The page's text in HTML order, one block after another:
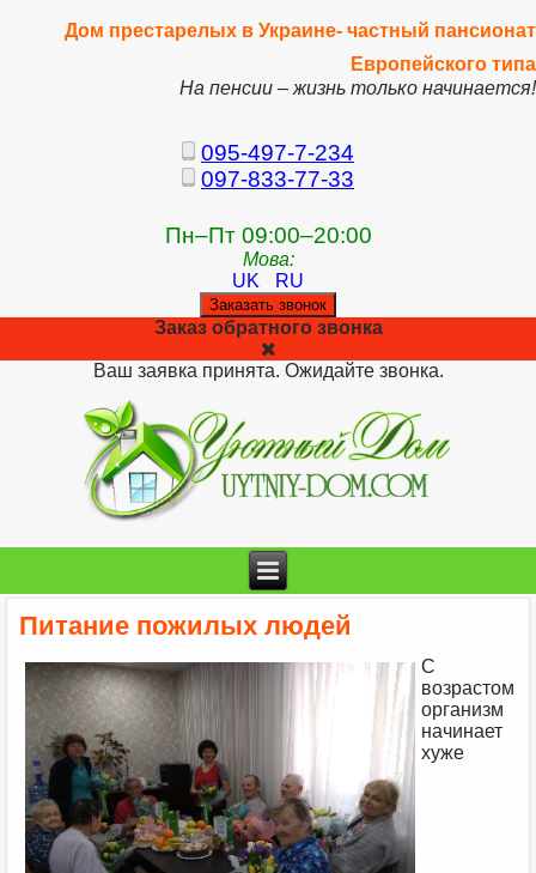
Дом престарелых в Украине- частный пансионат
Европейского типа
На пенсии – жизнь только начинается!
095-497-7-234
097-833-77-33
Пн–Пт 09:00–20:00
Мова:
UK
RU
Заказать звонок
Заказ обратного звонка
Ваш заявка принята. Ожидайте звонка.
Питание пожилых людей
С
возрастом
организм
начинает
хуже